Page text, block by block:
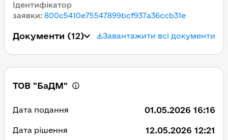
Ідентифікатор
заявки: 800c5410e75547899bcf937a36ccb31e
Документи (12) Завантажити всі документи
ТОВ "БаДМ"
Дата подання 01.05.2026 16:16
Дата рішення 12.05.2026 12:21